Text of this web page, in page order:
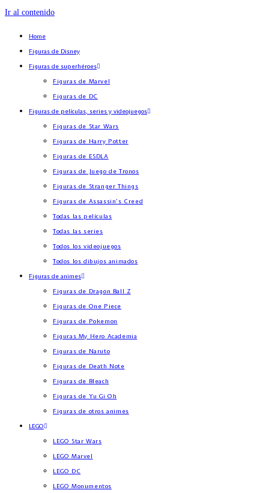
Ir al contenido
Home
Figuras de Disney
Figuras de superhéroes
Figuras de Marvel
Figuras de DC
Figuras de películas, series y videojuegos
Figuras de Star Wars
Figuras de Harry Potter
Figuras de ESDLA
Figuras de Juego de Tronos
Figuras de Stranger Things
Figuras de Assassin’s Creed
Todas las películas
Todas las series
Todos los videojuegos
Todos los dibujos animados
Figuras de animes
Figuras de Dragon Ball Z
Figuras de One Piece
Figuras de Pokemon
Figuras My Hero Academia
Figuras de Naruto
Figuras de Death Note
Figuras de Bleach
Figuras de Yu Gi Oh
Figuras de otros animes
LEGO
LEGO Star Wars
LEGO Marvel
LEGO DC
LEGO Monumentos